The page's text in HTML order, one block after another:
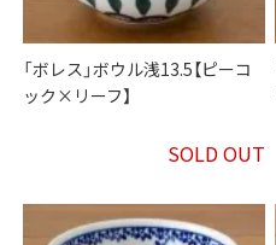
「ボレス」ボウル浅13.5【ピーコ
ック×リーフ】
SOLD OUT